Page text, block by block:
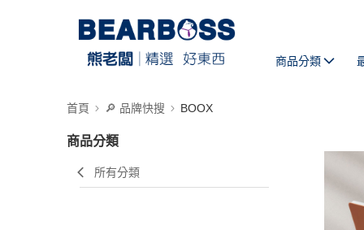
商品分類
首頁 🔎 品牌快搜 BOOX
商品分類
所有分類